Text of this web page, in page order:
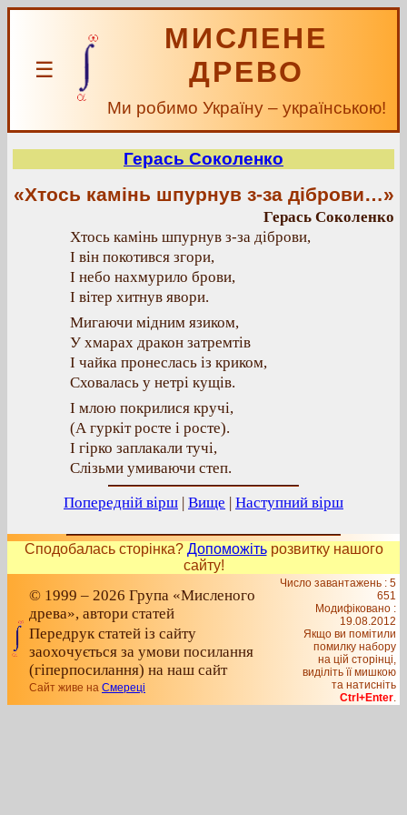
☰
МИСЛЕНЕ
ДРЕВО
Ми робимо Україну – українською!
Герась Соколенко
«Хтось камінь шпурнув з-за діброви…»
Герась Соколенко
Хтось камінь шпурнув з-за діброви,
І він покотився згори,
І небо нахмурило брови,
І вітер хитнув явори.
Мигаючи мідним язиком,
У хмарах дракон затремтів
І чайка пронеслась із криком,
Сховалась у нетрі кущів.
І млою покрилися кручі,
(А гуркіт росте і росте).
І гірко заплакали тучі,
Слізьми умиваючи степ.
Попередній вірш | Вище | Наступний вірш
Сподобалась сторінка? Допоможітьрозвитку нашого
сайту!
© 1999 – 2026 Група «Мисленого
древа», автори статей
Передрук статей із сайту
заохочується за умови посилання
(гіперпосилання) на наш сайт
Сайт живе на Смереці
Число завантажень : 5
651
Модифіковано :
19.08.2012
Якщо ви помітили
помилку набору
на цiй сторiнцi,
видiлiть її мишкою
та натисніть
Ctrl+Enter.